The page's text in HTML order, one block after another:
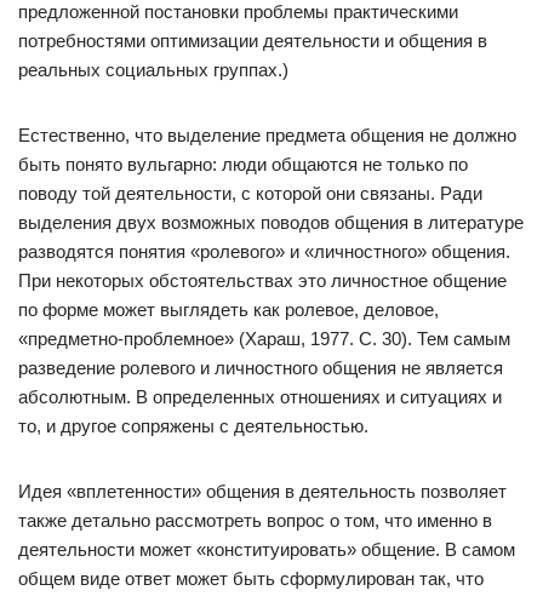
предложенной постановки проблемы практическими
потребностями оптимизации деятельности и общения в
реальных социальных группах.)
Естественно, что выделение предмета общения не должно
быть понято вульгарно: люди общаются не только по
поводу той деятельности, с которой они связаны. Ради
выделения двух возможных поводов общения в литературе
разводятся понятия «ролевого» и «личностного» общения.
При некоторых обстоятельствах это личностное общение
по форме может выглядеть как ролевое, деловое,
«предметно-проблемное» (Хараш, 1977. С. 30). Тем самым
разведение ролевого и личностного общения не является
абсолютным. В определенных отношениях и ситуациях и
то, и другое сопряжены с деятельностью.
Идея «вплетенности» общения в деятельность позволяет
также детально рассмотреть вопрос о том, что именно в
деятельности может «конституировать» общение. В самом
общем виде ответ может быть сформулирован так, что